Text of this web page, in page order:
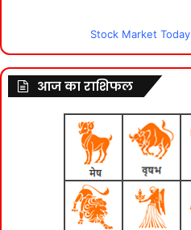
Stock Market Today
आज का राशिफल